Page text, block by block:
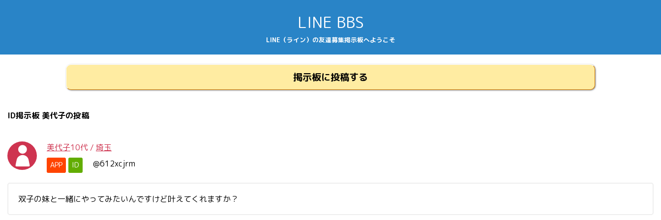
LINE BBS
LINE（ライン）の友達募集掲示板へようこそ
掲示板に投稿する
ID掲示板 美代子の投稿
美代子10代 / 埼玉
APP ID @612xcjrm
双子の妹と一緒にやってみたいんですけど叶えてくれますか？